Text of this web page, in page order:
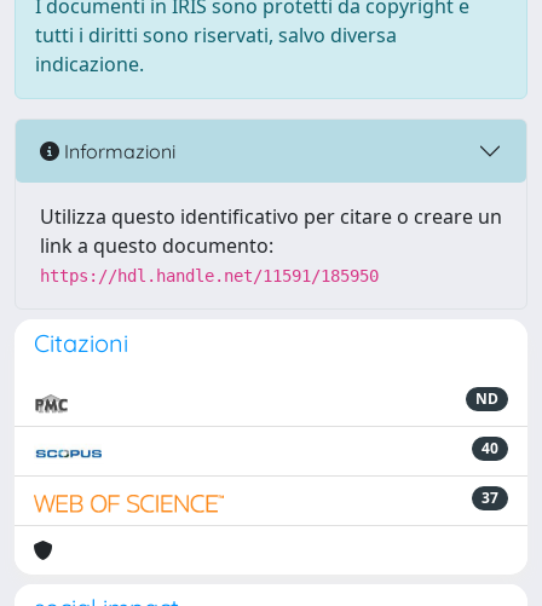
I documenti in IRIS sono protetti da copyright e
tutti i diritti sono riservati, salvo diversa
indicazione.
Informazioni
Utilizza questo identificativo per citare o creare un
link a questo documento:
https://hdl.handle.net/11591/185950
Citazioni
ND
40
37